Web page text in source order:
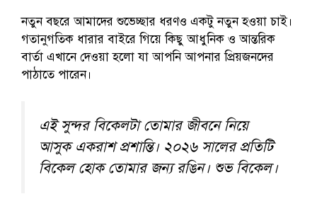
নতুন বছরে আমাদের শুভেচ্ছার ধরণও একটু নতুন হওয়া চাই।
গতানুগতিক ধারার বাইরে গিয়ে কিছু আধুনিক ও আন্তরিক
বার্তা এখানে দেওয়া হলো যা আপনি আপনার প্রিয়জনদের
পাঠাতে পারেন।
এই সুন্দর বিকেলটা তোমার জীবনে নিয়ে
আসুক একরাশ প্রশান্তি। ২০২৬ সালের প্রতিটি
বিকেল হোক তোমার জন্য রঙিন। শুভ বিকেল।